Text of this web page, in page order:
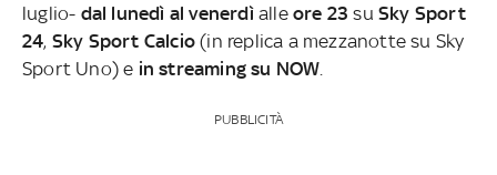
luglio- dal lunedì al venerdìalleore 23 suSky Sport
24, Sky Sport Calcio (in replica a mezzanotte su Sky
Sport Uno) e in streaming su NOW
PUBBLICITÀ